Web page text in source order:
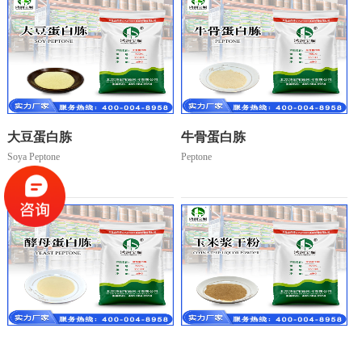
大豆蛋白胨
Soya Peptone
牛骨蛋白胨
Peptone